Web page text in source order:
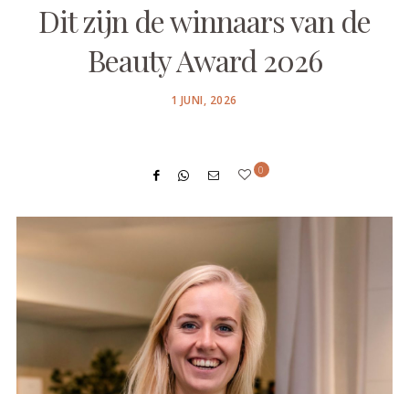
Dit zijn de winnaars van de
Beauty Award 2026
POSTED
1 JUNI, 2026
0